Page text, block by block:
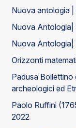
Nuova antologia
Nuova Antologia|
Nuova Antologia|
Orizzonti
Padusa Bollettino
archeologici ed
Paolo Ruffini
2022